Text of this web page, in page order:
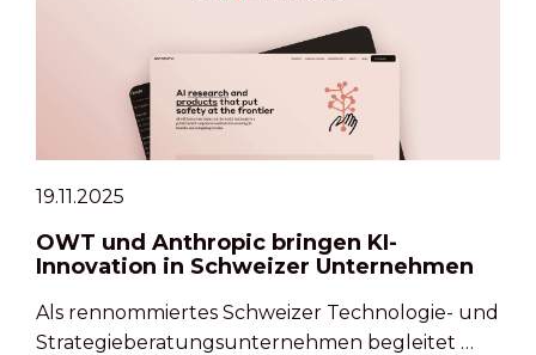
19.11.2025
OWT und Anthropic bringen KI-
Innovation in Schweizer Unternehmen
Als rennommiertes Schweizer Technologie- und
Strategieberatungsunternehmen begleitet …